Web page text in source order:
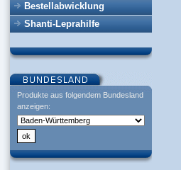
Bestellabwicklung
Shanti-Leprahilfe
Produkte aus folgendem Bundesland
anzeigen: